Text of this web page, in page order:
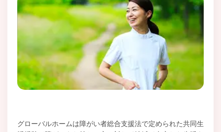
グローバルホームは障がい者総合支援法で定められた共同生